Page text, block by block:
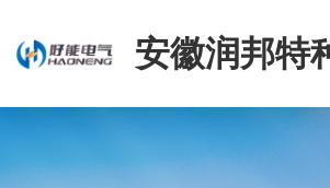
安徽润邦特